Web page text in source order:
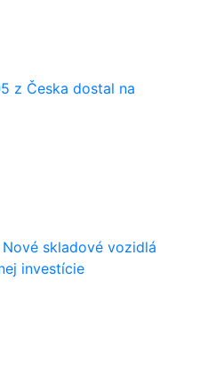
z Česka dostal na
skladové vozidlá
investície